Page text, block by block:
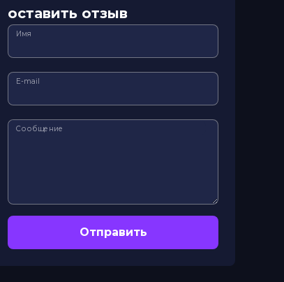
оставить отзыв
Имя
E-mail
Сообщение
Отправить